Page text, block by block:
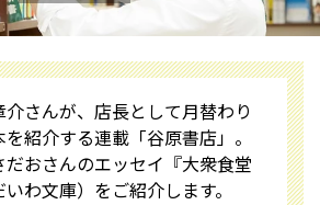
さんが、店長として月替わり
紹介する連載「谷原書店」。
おさんのエッセイ『大衆食堂
わ文庫）をご紹介します。